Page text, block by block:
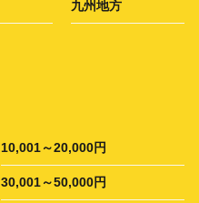
九州地方
10,001～20,000円
30,001～50,000円